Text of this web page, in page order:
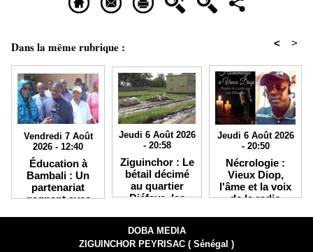
Dans la même rubrique : < >
Vendredi 7 Août
2026 - 12:40
Éducation à
Bambali : Un
partenariat
gagnant avec
Jeudi 6 Août 2026
- 20:58
Ziguinchor : Le
bétail décimé
au quartier
Djéfaye, les
Senelec et
crient au
Jeudi 6 Août 2026
- 20:50
Nécrologie :
Vieux Diop,
l'âme et la voix
de la radio
DOBA MEDIA
ZIGUINCHOR PEYRISAC ( Sénégal )